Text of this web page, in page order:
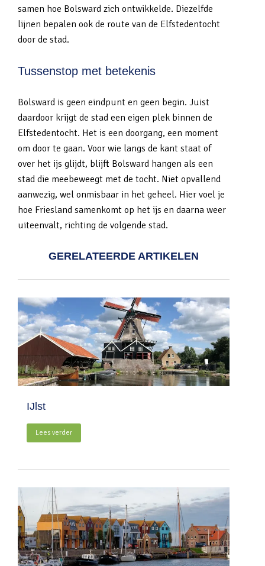
samen hoe Bolsward zich ontwikkelde. Diezelfde
lijnen bepalen ook de route van de Elfstedentocht
door de stad.
Tussenstop met betekenis
Bolsward is geen eindpunt en geen begin. Juist
daardoor krijgt de stad een eigen plek binnen de
Elfstedentocht. Het is een doorgang, een moment
om door te gaan. Voor wie langs de kant staat of
over het ijs glijdt, blijft Bolsward hangen als een
stad die meebeweegt met de tocht. Niet opvallend
aanwezig, wel onmisbaar in het geheel. Hier voel je
hoe Friesland samenkomt op het ijs en daarna weer
uiteenvalt, richting de volgende stad.
GERELATEERDE ARTIKELEN
IJlst
Lees verder